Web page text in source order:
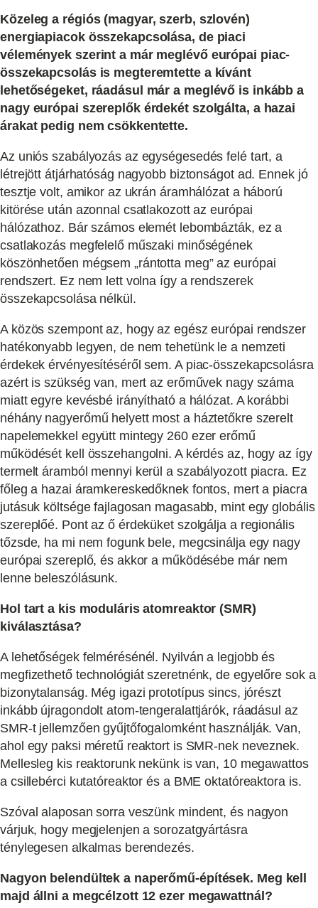
Közeleg a régiós (magyar, szerb, szlovén)
energiapiacok összekapcsolása, de piaci
vélemények szerint a már meglévő európai piac-
összekapcsolás is megteremtette a kívánt
lehetőségeket, ráadásul már a meglévő is inkább a
nagy európai szereplők érdekét szolgálta, a hazai
árakat pedig nem csökkentette.
Az uniós szabályozás az egységesedés felé tart, a
létrejött átjárhatóság nagyobb biztonságot ad. Ennek jó
tesztje volt, amikor az ukrán áramhálózat a háború
kitörése után azonnal csatlakozott az európai
hálózathoz. Bár számos elemét lebombázták, ez a
csatlakozás megfelelő műszaki minőségének
köszönhetően mégsem „rántotta meg” az európai
rendszert. Ez nem lett volna így a rendszerek
összekapcsolása nélkül.
A közös szempont az, hogy az egész európai rendszer
hatékonyabb legyen, de nem tehetünk le a nemzeti
érdekek érvényesítéséről sem. A piac-összekapcsolásra
azért is szükség van, mert az erőművek nagy száma
miatt egyre kevésbé irányítható a hálózat. A korábbi
néhány nagyerőmű helyett most a háztetőkre szerelt
napelemekkel együtt mintegy 260 ezer erőmű
működését kell összehangolni. A kérdés az, hogy az így
termelt áramból mennyi kerül a szabályozott piacra. Ez
főleg a hazai áramkereskedőknek fontos, mert a piacra
jutásuk költsége fajlagosan magasabb, mint egy globális
szereplőé. Pont az ő érdeküket szolgálja a regionális
tőzsde, ha mi nem fogunk bele, megcsinálja egy nagy
európai szereplő, és akkor a működésébe már nem
lenne beleszólásunk.
Hol tart a kis moduláris atomreaktor (SMR)
kiválasztása?
A lehetőségek felmérésénél. Nyilván a legjobb és
megfizethető technológiát szeretnénk, de egyelőre sok a
bizonytalanság. Még igazi prototípus sincs, jórészt
inkább újragondolt atom-tengeralattjárók, ráadásul az
SMR-t jellemzően gyűjtőfogalomként használják. Van,
ahol egy paksi méretű reaktort is SMR-nek neveznek.
Mellesleg kis reaktorunk nekünk is van, 10 megawattos
a csillebérci kutatóreaktor és a BME oktatóreaktora is.
Szóval alaposan sorra veszünk mindent, és nagyon
várjuk, hogy megjelenjen a sorozatgyártásra
ténylegesen alkalmas berendezés.
Nagyon belendültek a naperőmű-építések. Meg kell
majd állni a megcélzott 12 ezer megawattnál?